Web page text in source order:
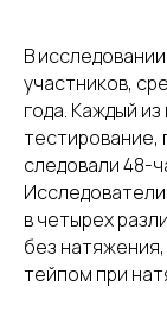
В
участников,
года. Каждый
тестирование,
следовали 48-
в четырех
без
тейпом при